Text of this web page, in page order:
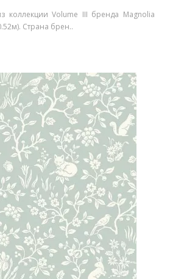
коллекции Volume III бренда Magnolia
Страна брен..